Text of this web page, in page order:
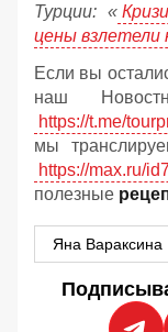
Турции: «
цены взлетели
Если вы
наш
https://t.me/
мы
https://max.ru/
полезные
Яна Вараксина